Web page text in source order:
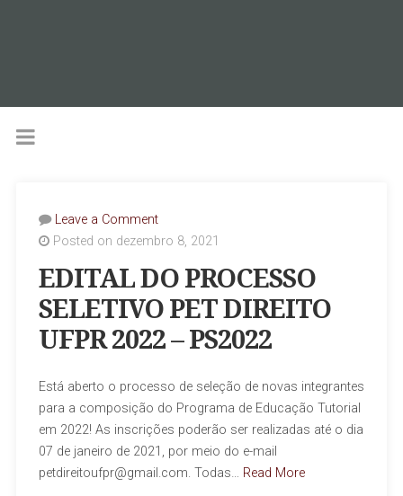
Leave a Comment
Posted on dezembro 8, 2021
EDITAL DO PROCESSO
SELETIVO PET DIREITO
UFPR 2022 – PS2022
Está aberto o processo de seleção de novas integrantes
para a composição do Programa de Educação Tutorial
em 2022! As inscrições poderão ser realizadas até o dia
07 de janeiro de 2021, por meio do e-mail
petdireitoufpr@gmail.com. Todas… Read More